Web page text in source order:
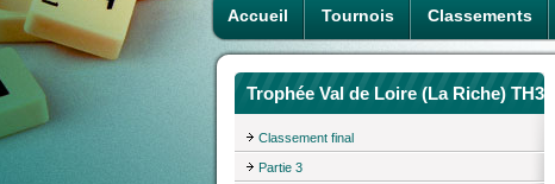
Accueil Tournois Classements
Trophée Val de Loire (La Riche) TH3
Classement final
Partie 3